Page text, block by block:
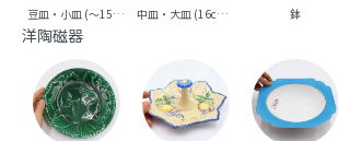
豆皿・小皿 (～15cm台) 中皿・大皿 (16cm台～) 鉢
洋陶磁器